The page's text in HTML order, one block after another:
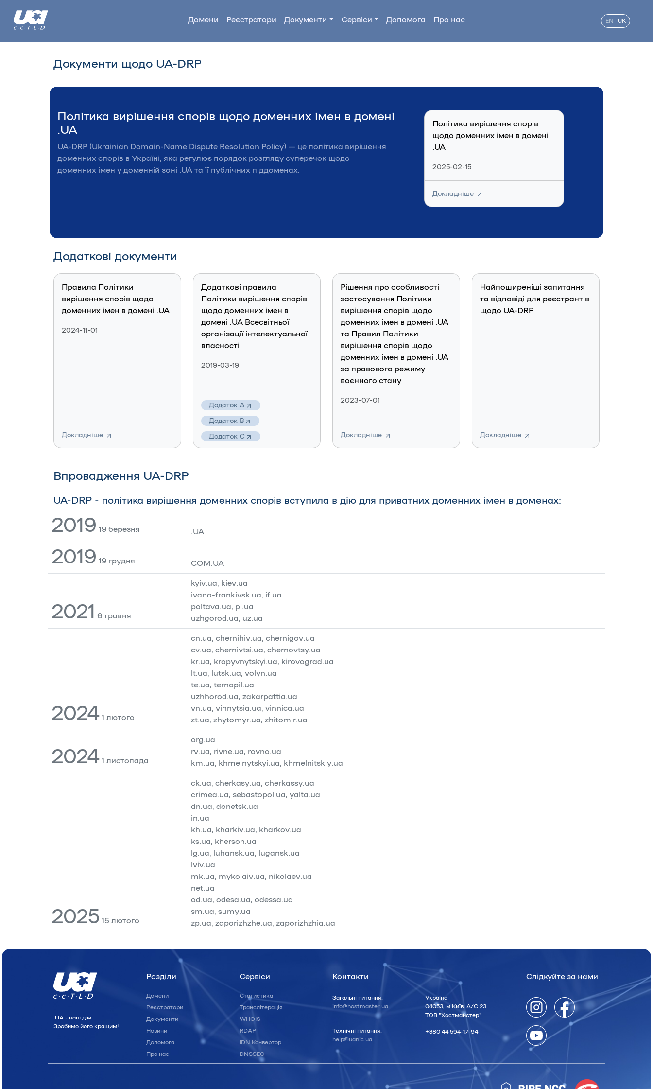
Домени Реєстратори Документи Сервіси Допомога Про нас EN UK
Документи щодо UA-DRP
Політика вирішення спорів щодо доменних імен в домені
.UA
UA-DRP (Ukrainian Domain-Name Dispute Resolution Policy) — це політика вирішення
доменних спорів в Україні, яка регулює порядок розгляду суперечок щодо
доменних імен у доменній зоні .UA та її публічних піддоменах.
Політика вирішення спорів
щодо доменних імен в домені
.UA
2025-02-15
Докладніше
Додаткові документи
Правила Політики
вирішення спорів щодо
доменних імен в домені .UA
2024-11-01
Докладніше
Додаткові правила
Політики вирішення спорів
щодо доменних імен в
домені .UA Всесвітньої
організації інтелектуальної
власності
2019-03-19
Додаток A
Додаток B
Додаток C
Рішення про особливості
застосування Політики
вирішення спорів щодо
доменних імен в домені .UA
та Правил Політики
вирішення спорів щодо
доменних імен в домені .UA
за правового режиму
воєнного стану
2023-07-01
Докладніше
Найпоширеніші запитання
та відповіді для реєстрантів
щодо UA-DRP
Докладніше
Впровадження UA-DRP
UA-DRP - політика вирішення доменних спорів вступила в дію для приватних доменних імен в доменах:
2019 19 березня .UA
2019 19 грудня COM.UA
2021 6 травня
kyiv.ua, kiev.ua
ivano-frankivsk.ua, if.ua
poltava.ua, pl.ua
uzhgorod.ua, uz.ua
2024 1 лютого
cn.ua, chernihiv.ua, chernigov.ua
cv.ua, chernivtsi.ua, chernovtsy.ua
kr.ua, kropyvnytskyi.ua, kirovograd.ua
lt.ua, lutsk.ua, volyn.ua
te.ua, ternopil.ua
uzhhorod.ua, zakarpattia.ua
vn.ua, vinnytsia.ua, vinnica.ua
zt.ua, zhytomyr.ua, zhitomir.ua
2024 1 листопада
org.ua
rv.ua, rivne.ua, rovno.ua
km.ua, khmelnytskyi.ua, khmelnitskiy.ua
2025 15 лютого
ck.ua, cherkasy.ua, cherkassy.ua
crimea.ua, sebastopol.ua, yalta.ua
dn.ua, donetsk.ua
in.ua
kh.ua, kharkiv.ua, kharkov.ua
ks.ua, kherson.ua
lg.ua, luhansk.ua, lugansk.ua
lviv.ua
mk.ua, mykolaiv.ua, nikolaev.ua
net.ua
od.ua, odesa.ua, odessa.ua
sm.ua, sumy.ua
zp.ua, zaporizhzhe.ua, zaporizhzhia.ua
.UA - наш дiм.
Зробимо його кращим!
Розділи
Домени
Реєстратори
Документи
Новини
Допомога
Про нас
Сервіси
Статистика
Транслітерація
WHOIS
RDAP
IDN Конвертор
DNSSEC
Контакти
Загальні питання:
info@hostmaster.ua
Технічні питання:
help@uanic.ua
Україна
04053, м.Київ, А/С 23
ТОВ "Хостмайстер"
+380 44 594-17-94
Слідкуйте за нами